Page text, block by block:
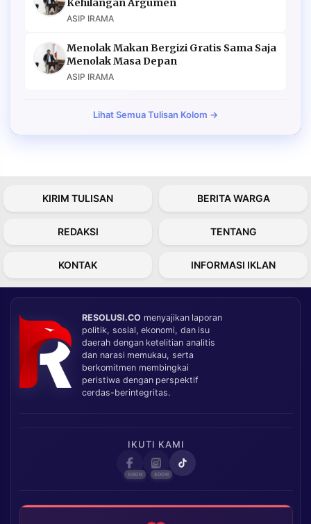
Kehilangan Argumen
ASIP IRAMA
Menolak Makan Bergizi Gratis Sama Saja
Menolak Masa Depan
ASIP IRAMA
Lihat Semua Tulisan Kolom →
KIRIM TULISAN BERITA WARGA
REDAKSI TENTANG
KONTAK INFORMASI IKLAN
RESOLUSI.CO menyajikan laporan
politik, sosial, ekonomi, dan isu
daerah dengan ketelitian analitis
dan narasi memukau, serta
berkomitmen membingkai
peristiwa dengan perspektif
cerdas-berintegritas.
IKUTI KAMI